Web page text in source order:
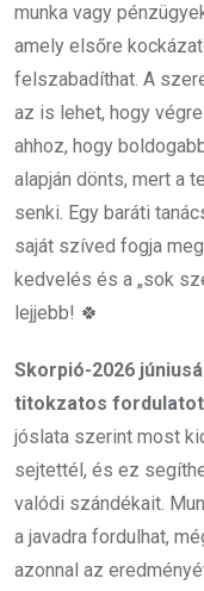
munka vagy
amely elsőre
felszabadíthat. A
az is lehet, hogy
ahhoz, hogy
alapján dönts, mert a
senki. Egy baráti
saját szíved fogja
kedvelés és a „sok
lejjebb! 🍀
Skorpió-2026
titokzatos
jóslata szerint most
sejtettél, és ez
valódi szándékait.
a javadra fordulhat,
azonnal az